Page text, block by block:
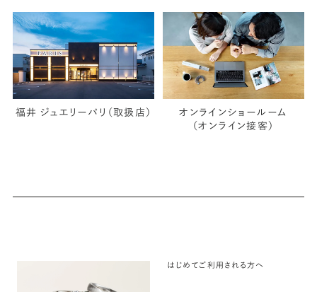
福井 ジュエリーパリ（取扱店）
オンラインショールーム
（オンライン接客）
はじめてご利用される方へ